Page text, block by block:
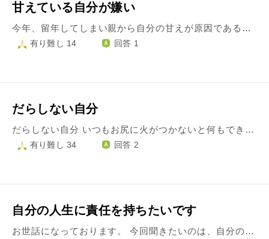
甘えている自分が嫌い
今年、留年してしまい親から自分の甘えが原因であると言われました。 これまですごく親に甘えてしまっていたことは分かっていたし、自立しないといけないと思ってもいましたが頭で分かっていても行動に移すことが出来ません。 目標もなくただ生きているだけです。 こんな甘ったれた自分自身が大嫌いで消えたいとも思いましたが、自殺する勇気もありません。 だけど、私みたいなろくでなしがいなくなった方が親は幸せだと思いますか？
有り難し 14 回答 1
だらしない自分
だらしない自分 いつもお尻に火がつかないと何もできません。 何も成し遂げることなく他人に迷惑だけかけていつか死ぬんだなと思います。 私を愛し大切に思ってくれた人たちには本当に申し訳ないです。 お坊さんの皆さんは、自分を変えなきゃいけないと思いつつもできないという時 どう対処するのですか？ 変わりたい思いが弱いと言われたらそれまでなんですが。 申し訳ないのと自己嫌悪で自分を責め続けるのも辛いです
有り難し 34 回答 2
自分の人生に責任を持ちたいです
お世話になっております。 今回聞きたいのは、自分の人生に責任を持つには、どうしたらよいかということです。 これまでの人生、健康や、学業、将来のこと、人間関係など、あらゆることで、理想と現実のギャップに悩みました。努力では変えられないものもあると思います。しかし、私の場合は、できる努力をしていません。なにもせず、問題を問題のまま抱え、何かを達成した、克服した、という経験を持てないまま、大人になりました。すべての悩みは、なぜ努力できないのか、ということにつながります。 私は努力ができません。たいていのことを面倒がって、楽なほうに流れてきました。たまにやる気を起こしても、やる前にやる気を失うような調子で、やる前からあきらめることが多いです。子供のころから3日どころか1日も満足にこなせないことばかりでした。やりたくないことならそれでも仕方がないかもしれないですが、多少でも好きであったり、興味のあること、やりたいことでさえ、少しの障壁で、すぐにあきらめてしまいます。なにかを好きだと思っても、行動が伴っていないので、たいして好きではないんだなと思います。 こんな自分が嫌なのに、努力できないのはなぜか、と考えると、頑張らなくても生きてこられたからだと思いました。勉強や運動ができなくても、人間関係がうまくいかなくても、趣味や特技がなくても、働けず家にこもっていても、家から追い出されることもなく、三食ご飯を作ってもらえて、今日も生きています。家族関係は良好ではないですが、非常に恵まれています。だから、私は頑張る必要がないと思っているのかもしれないです。また、わたしの命を望んだのは親なのだから、なんで私が頑張らなくてはいけないんだろう、と思っています。 親に依存して、自分の命、人生の責任を持ちたくない、と思っていたら、頑張れるはずがないと思いました。そういう感情があっても、現にこのままではつらく、将来的にはこのままではいられず、努力する必要があります。経済的に自立すれば、頑張れないなどと言う暇もなく頑張ることができるかもしれない、学費も自分で払うなら、勉強を頑張れるかもしれない、ということを考えてみましたが、あまりの重責に想像だけでつらいです。 自分の人生に責任をもって、必要な努力をしたいです。自分のために行動できるのは、自分だけだと本当に理解したいです。どうしたらいいですか。